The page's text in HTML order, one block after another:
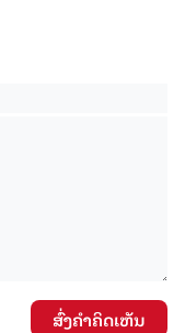
ສົ່ງຄໍາຄິດເຫັນ